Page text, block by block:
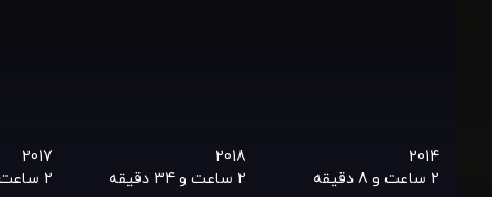
2014
2 ساعت و 8 دقیقه
2018
2 ساعت و 34 دقیقه
2017
2 ساعت و 43 دقیقه